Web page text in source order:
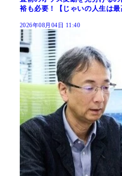
裕も必要！【じゃいの人生は
2026年08月04日 11:40